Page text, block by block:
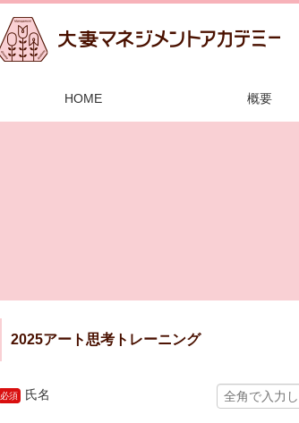
HOME 概要
2025アート思考トレーニング
必須 氏名